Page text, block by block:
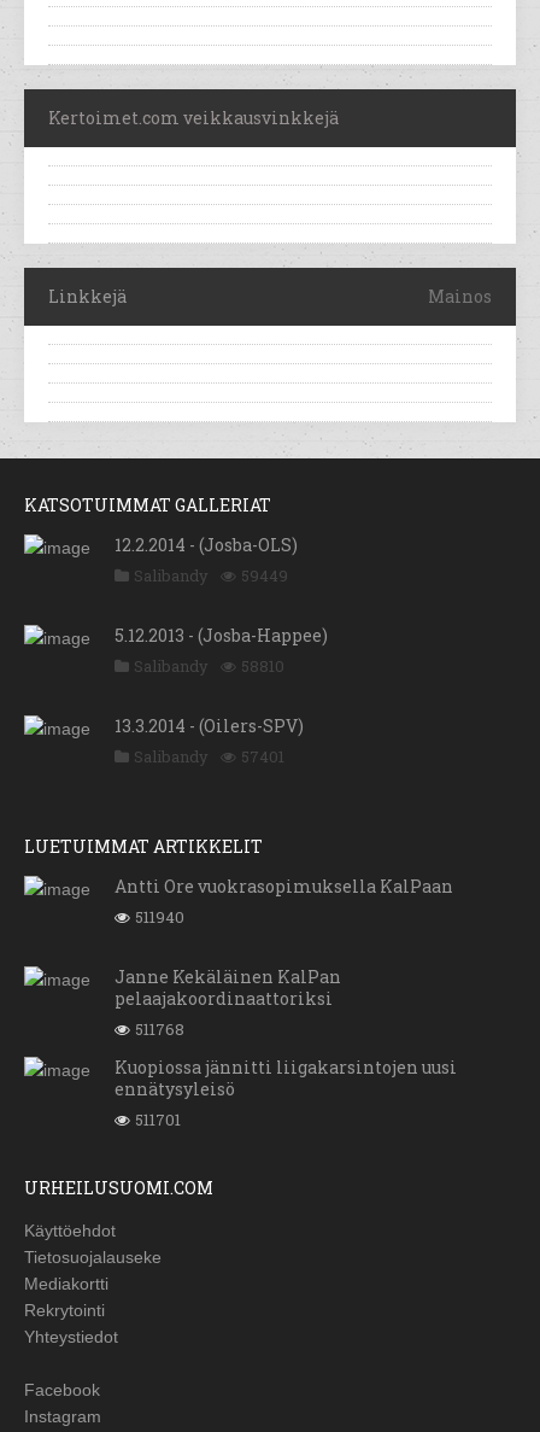
Kertoimet.com veikkausvinkkejä
Linkkejä Mainos
KATSOTUIMMAT GALLERIAT
12.2.2014 - (Josba-OLS)
Salibandy 59449
5.12.2013 - (Josba-Happee)
Salibandy 58810
13.3.2014 - (Oilers-SPV)
Salibandy 57401
LUETUIMMAT ARTIKKELIT
Antti Ore vuokrasopimuksella KalPaan
511940
Janne Kekäläinen KalPan
pelaajakoordinaattoriksi
511768
Kuopiossa jännitti liigakarsintojen uusi
ennätysyleisö
511701
URHEILUSUOMI.COM
Käyttöehdot
Tietosuojalauseke
Mediakortti
Rekrytointi
Yhteystiedot
Facebook
Instagram